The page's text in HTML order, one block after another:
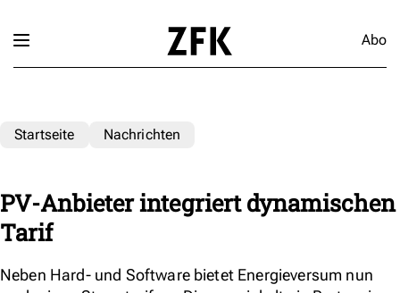
Abo
Startseite Nachrichten
PV-Anbieter integriert dynamischen
Tarif
Neben Hard- und Software bietet Energieversum nun